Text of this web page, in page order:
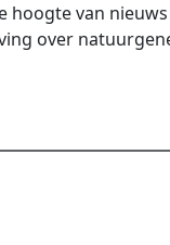
hoogte van
over